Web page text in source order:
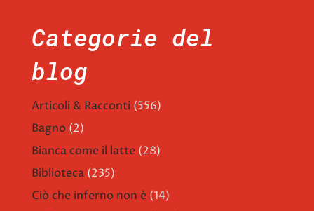
Categorie del
blog
Articoli & Racconti (556)
Bagno (2)
Bianca come il latte (28)
Biblioteca (235)
Ciò che inferno non è (14)